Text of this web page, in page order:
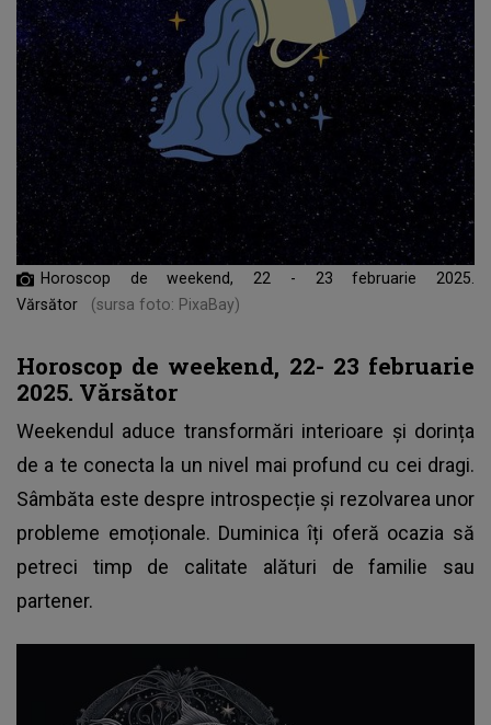
Horoscop de weekend, 22 - 23 februarie 2025.
Vărsător
(sursa foto: PixaBay)
Horoscop de weekend, 22- 23 februarie
2025. Vărsător
Weekendul aduce transformări interioare și dorința
de a te conecta la un nivel mai profund cu cei dragi.
Sâmbăta este despre introspecție și rezolvarea unor
probleme emoționale. Duminica îți oferă ocazia să
petreci timp de calitate alături de familie sau
partener.